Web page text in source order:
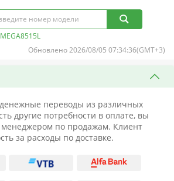
Обновлено 2026/08/05 07:34:36(GMT+3)
переводы из различных
другие потребности в оплате, вы
менеджером по продажам. Клиент
за расходы по доставке.